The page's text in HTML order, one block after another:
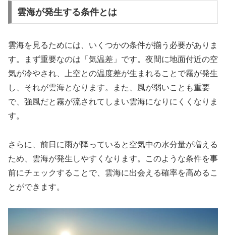
雲海が発生する条件とは
雲海を見るためには、いくつかの条件が揃う必要がありま
す。まず重要なのは「気温差」です。夜間に地面付近の空
気が冷やされ、上空との温度差が生まれることで霧が発生
し、それが雲海となります。また、風が弱いことも重要
で、強風だと霧が流されてしまい雲海になりにくくなりま
す。
さらに、前日に雨が降っていると空気中の水分量が増える
ため、雲海が発生しやすくなります。このような条件を事
前にチェックすることで、雲海に出会える確率を高めるこ
とができます。